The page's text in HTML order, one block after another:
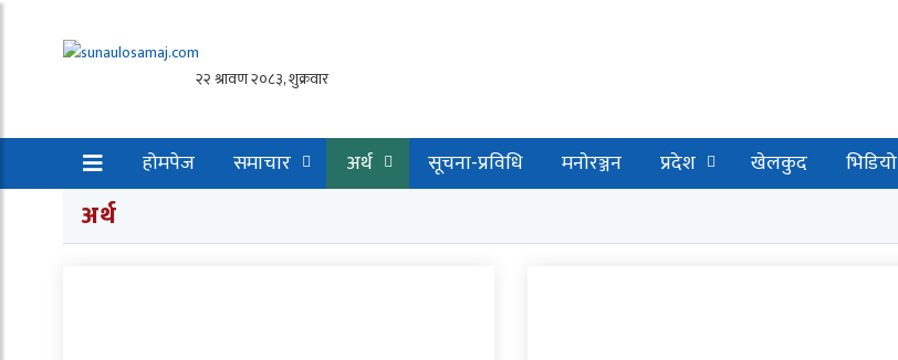
होमपेज समाचार अर्थ सूचना-प्रविधि मनाेरञ्जन प्रदेश खेलकुद भिडियो
अर्थ